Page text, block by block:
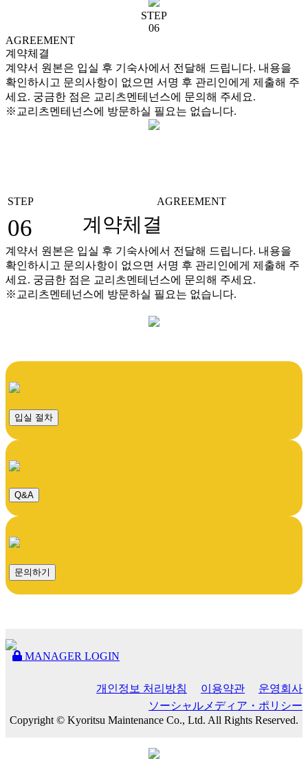
STEP
06
AGREEMENT
계약체결
계약서 원본은 입실 후 기숙사에서 전달해 드립니다. 내용을
확인하시고 문의사항이 없으면 서명 후 관리인에게 제출해 주
세요. 궁금한 점은 교리츠멘테넌스에 문의해 주세요.
※교리츠멘테넌스에 방문하실 필요는 없습니다.
STEP
06
AGREEMENT
계약체결
계약서 원본은 입실 후 기숙사에서 전달해 드립니다. 내용을
확인하시고 문의사항이 없으면 서명 후 관리인에게 제출해 주
세요. 궁금한 점은 교리츠멘테넌스에 문의해 주세요.
※교리츠멘테넌스에 방문하실 필요는 없습니다.
입실 절차
Q&A
문의하기
MANAGER LOGIN
개인정보 처리방침 이용약관
운영회사
ソーシャルメディア・ポリシー
Copyright © Kyoritsu Maintenance Co., Ltd. All Rights Reserved.